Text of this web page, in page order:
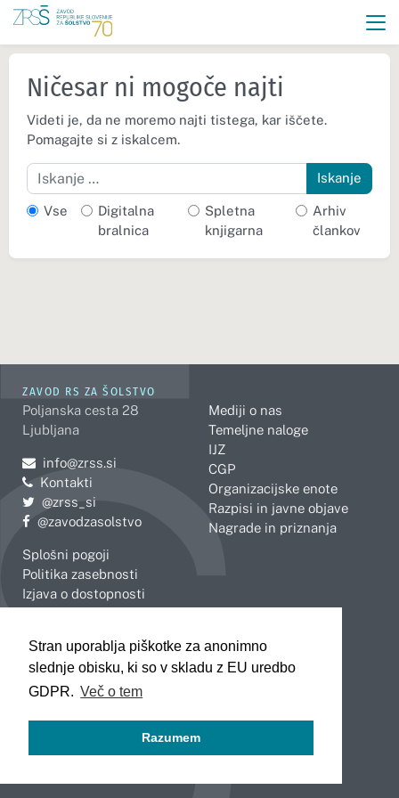
Stran uporablja piškotke za anonimno
slednje obisku, ki so v skladu z EU uredbo
GDPR. Več o tem
Razumem
Ničesar ni mogoče najti
Videti je, da ne moremo najti tistega, kar iščete.
Pomagajte si z iskalcem.
Iskanje
Vse
Digitalna
bralnica
Spletna
knjigarna
Arhiv
člankov
ZAVOD RS ZA ŠOLSTVO
Poljanska cesta 28
Ljubljana
Pošljite e-mail na
info@zrss.si
Kontakti
Pojdite na Twitter:
@zrss_si
Pojdite na Facebook:
@zavodzasolstvo
Splošni pogoji
Politika zasebnosti
Izjava o dostopnosti
Mediji o nas
Temeljne naloge
IJZ
CGP
Organizacijske enote
Razpisi in javne objave
Nagrade in priznanja
Celje
Koper
Kranj
Novo mesto
Slovenj Gradec